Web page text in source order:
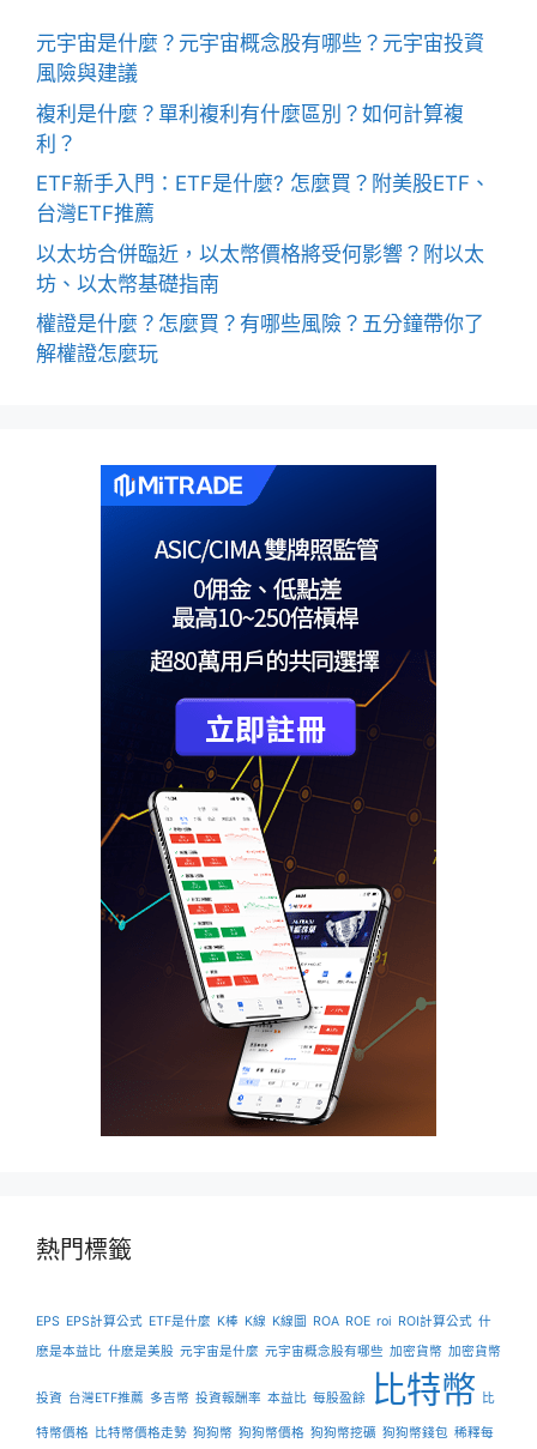
元宇宙是什麼？元宇宙概念股有哪些？元宇宙投資
風險與建議
複利是什麼？單利複利有什麼區別？如何計算複
利？
ETF新手入門：ETF是什麼? 怎麼買？附美股ETF、
台灣ETF推薦
以太坊合併臨近，以太幣價格將受何影響？附以太
坊、以太幣基礎指南
權證是什麼？怎麼買？有哪些風險？五分鐘帶你了
解權證怎麼玩
熱門標籤
EPS EPS計算公式 ETF是什麼 K棒 K線 K線圖 ROA ROE roi ROI計算公式 什
麽是本益比 什麽是美股 元宇宙是什麼 元宇宙概念股有哪些 加密貨幣 加密貨幣
投資 台灣ETF推薦 多吉幣 投資報酬率 本益比 每股盈餘 比特幣 比
特幣價格 比特幣價格走勢 狗狗幣 狗狗幣價格 狗狗幣挖礦 狗狗幣錢包 稀釋每